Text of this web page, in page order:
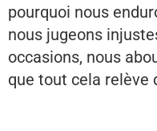
pourquoi nous
nous jugeons
occasions, nous
que tout cela relève